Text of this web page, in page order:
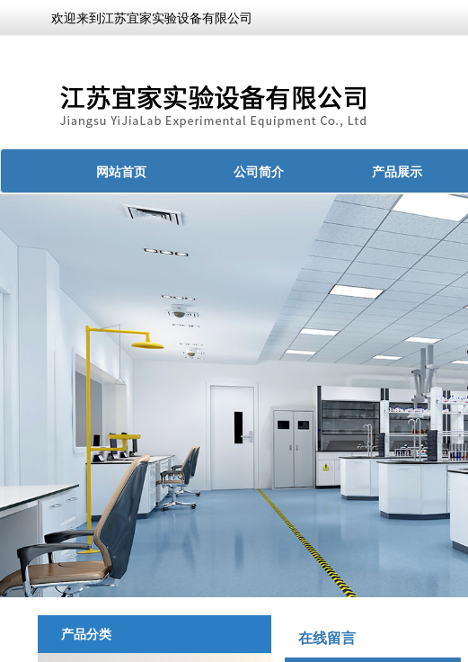
欢迎来到江苏宜家实验设备有限公司
网站首页 公司简介 产品展示
产品分类 在线留言